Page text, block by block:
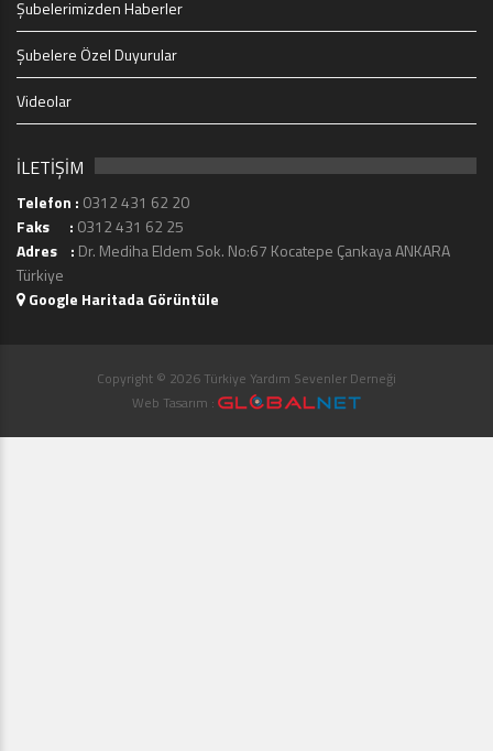
Şubelerimizden Haberler
Şubelere Özel Duyurular
Videolar
İLETİŞİM
Telefon : 0312 431 62 20
Faks : 0312 431 62 25
Adres : Dr. Mediha Eldem Sok. No:67 Kocatepe Çankaya ANKARA
Türkiye
Google Haritada Görüntüle
Copyright © 2026 Türkiye Yardım Sevenler Derneği
Web Tasarım :